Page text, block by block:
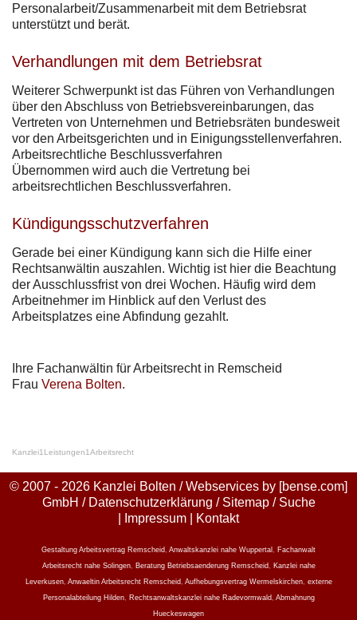
Personalarbeit/Zusammenarbeit mit dem Betriebsrat
unterstützt und berät.
Verhandlungen mit dem Betriebsrat
Weiterer Schwerpunkt ist das Führen von Verhandlungen
über den Abschluss von Betriebsvereinbarungen, das
Vertreten von Unternehmen und Betriebsräten bundesweit
vor den Arbeitsgerichten und in Einigungsstellenverfahren.
Arbeitsrechtliche Beschlussverfahren
Übernommen wird auch die Vertretung bei
arbeitsrechtlichen Beschlussverfahren.
Kündigungsschutzverfahren
Gerade bei einer Kündigung kann sich die Hilfe einer
Rechtsanwältin auszahlen. Wichtig ist hier die Beachtung
der Ausschlussfrist von drei Wochen. Häufig wird dem
Arbeitnehmer im Hinblick auf den Verlust des
Arbeitsplatzes eine Abfindung gezahlt.
Ihre Fachanwältin für Arbeitsrecht in Remscheid
Frau Verena Bolten.
Kanzlei1 Leistungen1Arbeitsrecht
© 2007 - 2026 Kanzlei Bolten / Webservices by [bense.com]
GmbH / Datenschutzerklärung / Sitemap/ Suche
Impressum Kontakt
Gestaltung Arbeitsvertrag Remscheid Anwaltskanzlei nahe Wuppertal
Fachanwalt
Arbeitsrecht nahe Solingen, Beratung Betriebsaenderung Remscheid
Kanzlei nahe
Leverkusen, Anwaeltin Arbeitsrecht Remscheid Aufhebungsvertrag Wermelskirchen, externe
Personalabteilung Hilden, Rechtsanwaltskanzlei nahe Radevormwald Abmahnung
Hueckeswagen